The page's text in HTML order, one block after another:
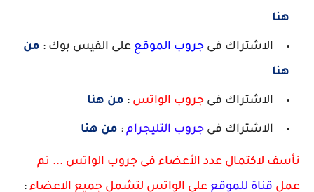
هنا
الاشتراك فى جروب الموقع على الفيس بوك : من
هنا
الاشتراك فى جروب الواتس : من هنا
الاشتراك فى جروب التليجرام : من هنا
نأسف لاكتمال عدد الأعضاء فى جروب الواتس ... تم
عمل قناة للموقع على الواتس لتشمل جميع الاعضاء :